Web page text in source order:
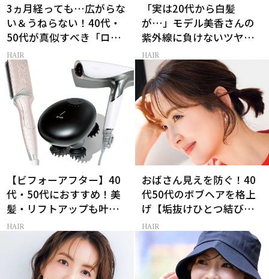
3ヵ月経っても…広がらな
い＆うねらない！40代・
50代が真似すべき「ロー
レイヤーボブ」
HAIR
「実は20代から白髪
が…」モデル美香さんの
紫外線に負けないツヤ美
髪ケア
HAIR
【ビフォーアフター】40
代・50代におすすめ！美
髪・リフトアップも叶う
最新ヘアケア家電3選
HAIR
おばさん見えを防ぐ！40
代50代のボブヘアを格上
げ【垢抜けひとつ結び】
のルール
HAIR